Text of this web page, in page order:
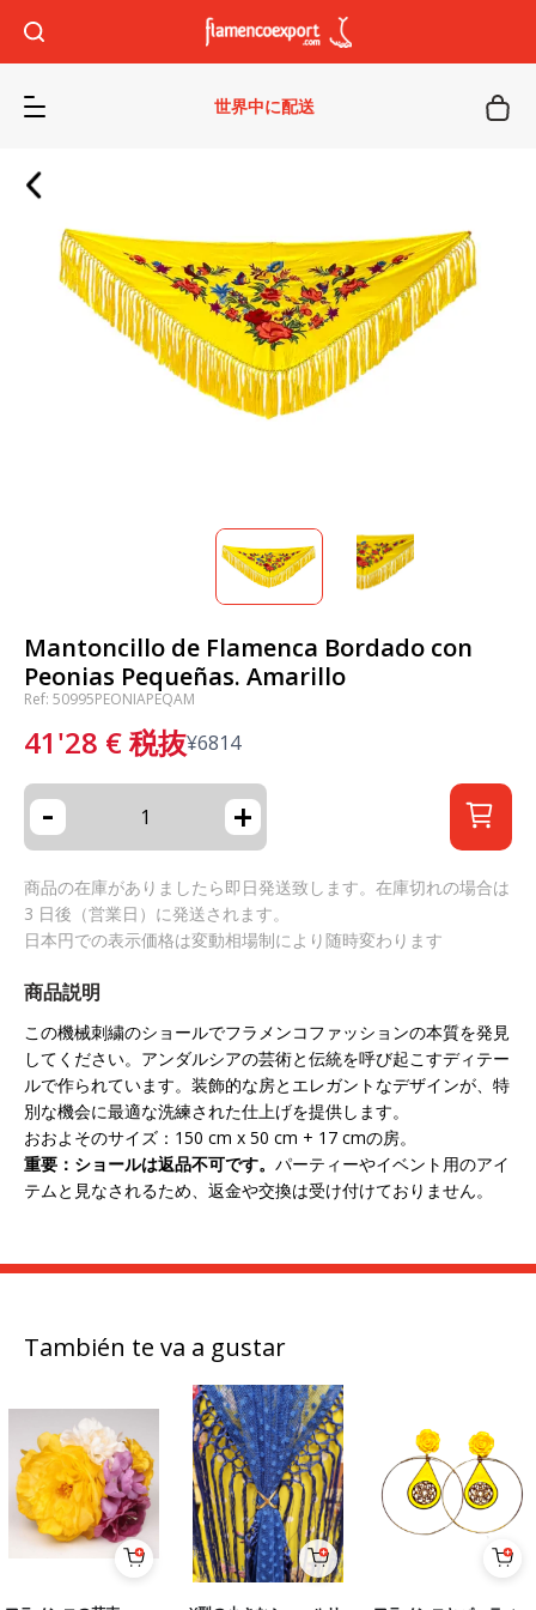
世界中に配送
Mantoncillo de Flamenca Bordado con
Peonias Pequeñas. Amarillo
Ref: 50995PEONIAPEQAM
41'28 €税抜¥6814
- +
商品の在庫がありましたら即日発送致します。在庫切れの場合は
3 日後（営業日）に発送されます。
日本円での表示価格は変動相場制により随時変わります
商品説明
この機械刺繍のショールでフラメンコファッションの本質を発見
してください。アンダルシアの芸術と伝統を呼び起こすディテー
ルで作られています。装飾的な房とエレガントなデザインが、特
別な機会に最適な洗練された仕上げを提供します。
おおよそのサイズ：150 cm x 50 cm + 17 cmの房。
重要：ショールは返品不可です。 パーティーやイベント用のアイ
テムと見なされるため、返金や交換は受け付けておりません。
También te va a gustar